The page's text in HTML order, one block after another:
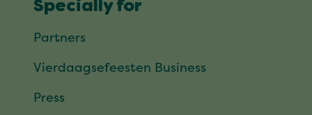
Specially for
Partners
Vierdaagsefeesten Business
Press